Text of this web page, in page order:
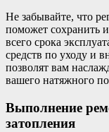
Не забывайте, что
поможет сохранить
всего срока
средств по уходу и
позволят вам
вашего натяжного
Выполнение
затопления